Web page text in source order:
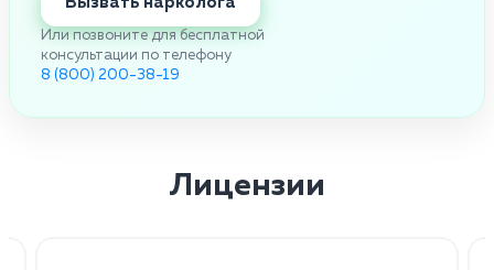
Или позвоните для бесплатной
консультации по телефону
8 (800) 200-38-19
Лицензии